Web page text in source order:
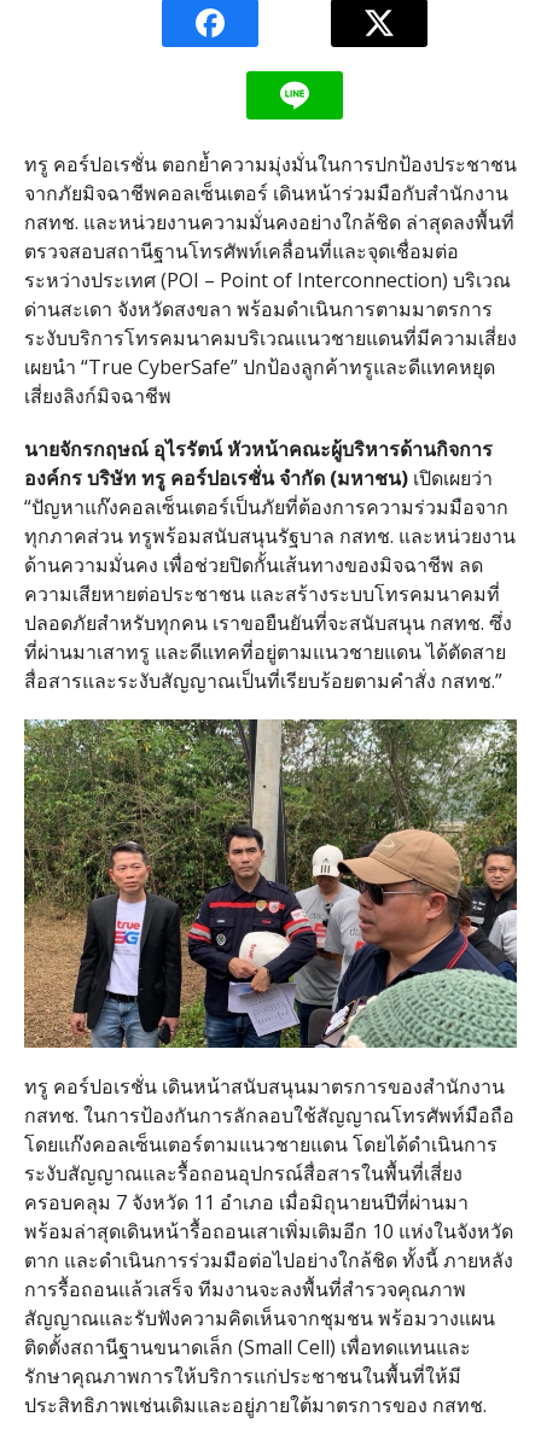
ทรู คอร์ปอเรชั่น ตอกย้ำความมุ่งมั่นในการปกป้องประชาชน
จากภัยมิจฉาชีพคอลเซ็นเตอร์ เดินหน้าร่วมมือกับสำนักงาน
กสทช. และหน่วยงานความมั่นคงอย่างใกล้ชิด ล่าสุดลงพื้นที่
ตรวจสอบสถานีฐานโทรศัพท์เคลื่อนที่และจุดเชื่อมต่อ
ระหว่างประเทศ(POI – Point of Interconnection) บริเวณ
ด่านสะเดา จังหวัดสงขลา พร้อมดำเนินการตามมาตรการ
ระงับบริการโทรคมนาคมบริเวณแนวชายแดนที่มีความเสี่ยง
เผยนำ “True CyberSafe”ปกป้องลูกค้าทรูและดีแทคหยุด
เสี่ยงลิงก์มิจฉาชีพ
นายจักรกฤษณ์ อุไรรัตน์ หัวหน้าคณะผู้บริหารด้านกิจการ
องค์กร บริษัท ทรู คอร์ปอเรชั่น จำกัด(มหาชน) เปิดเผยว่า
“ปัญหาแก๊งคอลเซ็นเตอร์เป็นภัยที่ต้องการความร่วมมือจาก
ทุกภาคส่วน ทรูพร้อมสนับสนุนรัฐบาล กสทช. และหน่วยงาน
ด้านความมั่นคง เพื่อช่วยปิดกั้นเส้นทางของมิจฉาชีพ ลด
ความเสียหายต่อประชาชน และสร้างระบบโทรคมนาคมที่
ปลอดภัยสำหรับทุกคน เราขอยืนยันที่จะสนับสนุน กสทช. ซึ่ง
ที่ผ่านมาเสาทรู และดีแทคที่อยู่ตามแนวชายแดน ได้ตัดสาย
สื่อสารและระงับสัญญาณเป็นที่เรียบร้อยตามคำสั่ง กสทช.”
ทรู คอร์ปอเรชั่น เดินหน้าสนับสนุนมาตรการของสำนักงาน
กสทช. ในการป้องกันการลักลอบใช้สัญญาณโทรศัพท์มือถือ
โดยแก๊งคอลเซ็นเตอร์ตามแนวชายแดน โดยได้ดำเนินการ
ระงับสัญญาณและรื้อถอนอุปกรณ์สื่อสารในพื้นที่เสี่ยง
ครอบคลุม 7 จังหวัด11 อำเภอ เมื่อมิถุนายนปีที่ผ่านมา
พร้อมล่าสุดเดินหน้ารื้อถอนเสาเพิ่มเติมอีก 10 แห่งในจังหวัด
ตาก และดำเนินการร่วมมือต่อไปอย่างใกล้ชิด ทั้งนี้ ภายหลัง
การรื้อถอนแล้วเสร็จ ทีมงานจะลงพื้นที่สำรวจคุณภาพ
สัญญาณและรับฟังความคิดเห็นจากชุมชน พร้อมวางแผน
ติดตั้งสถานีฐานขนาดเล็ก (Small Cell) เพื่อทดแทนและ
รักษาคุณภาพการให้บริการแก่ประชาชนในพื้นที่ให้มี
ประสิทธิภาพเช่นเดิมและอยู่ภายใต้มาตรการของ กสทช.